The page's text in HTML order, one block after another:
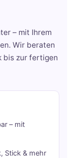
– mit Ihrem
Wir beraten
bis zur fertigen
– mit
Stick & mehr